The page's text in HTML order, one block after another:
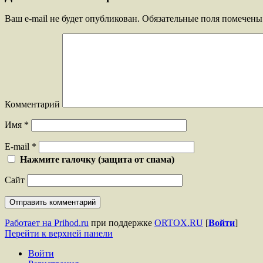
Ваш e-mail не будет опубликован. Обязательные поля
Комментарий
Имя *
E-mail *
Нажмите галочку (защита от спама)
Сайт
Работает на Prihod.ru при поддержке ORTOX.RU [Войти]
Перейти к верхней панели
Войти